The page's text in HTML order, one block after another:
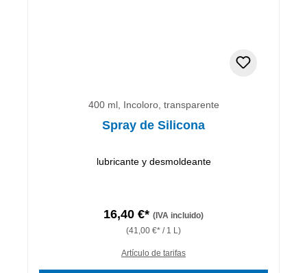
400 ml, Incoloro, transparente
Spray de Silicona
lubricante y desmoldeante
16,40 €* (IVA incluido)
(41,00 €* / 1 L)
Artículo de tarifas